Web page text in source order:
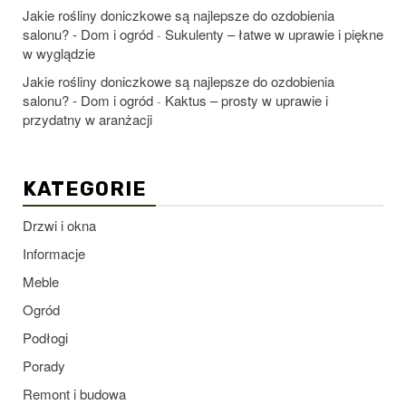
Jakie rośliny doniczkowe są najlepsze do ozdobienia
salonu? - Dom i ogród - Sukulenty – łatwe w uprawie i piękne
w wyglądzie
Jakie rośliny doniczkowe są najlepsze do ozdobienia
salonu? - Dom i ogród - Kaktus – prosty w uprawie i
przydatny w aranżacji
KATEGORIE
Drzwi i okna
Informacje
Meble
Ogród
Podłogi
Porady
Remont i budowa